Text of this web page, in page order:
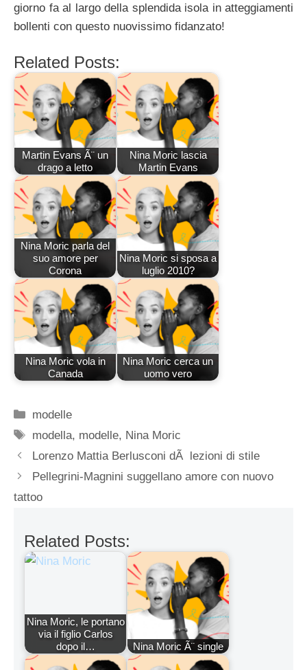
giorno fa al largo della splendida isola in atteggiamenti
bollenti con questo nuovissimo fidanzato!
Related Posts:
Martin Evans Ã¨ un
drago a letto
Nina Moric lascia
Martin Evans
Nina Moric parla del
suo amore per
Corona
Nina Moric si sposa a
luglio 2010?
Nina Moric vola in
Canada
Nina Moric cerca un
uomo vero
Categorie
modelle
Tag
modella, modelle, Nina Moric
Lorenzo Mattia Berlusconi dÃ lezioni di stile
Pellegrini-Magnini suggellano amore con nuovo
tattoo
Related Posts:
Nina Moric, le portano
via il figlio Carlos
dopo il…
Nina Moric Ã¨ single